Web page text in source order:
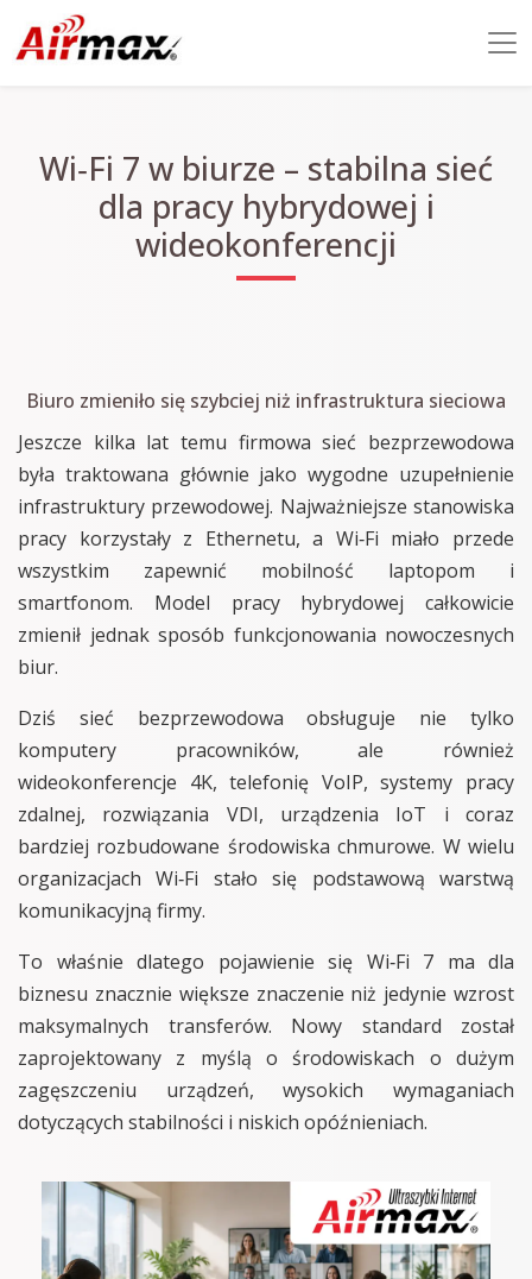
Wi‑Fi 7 w biurze – stabilna sieć
dla pracy hybrydowej i
wideokonferencji
Biuro zmieniło się szybciej niż infrastruktura sieciowa
Jeszcze kilka lat temu firmowa sieć bezprzewodowa
była traktowana głównie jako wygodne uzupełnienie
infrastruktury przewodowej. Najważniejsze stanowiska
pracy korzystały z Ethernetu, a Wi‑Fi miało przede
wszystkim zapewnić mobilność laptopom i
smartfonom. Model pracy hybrydowej całkowicie
zmienił jednak sposób funkcjonowania nowoczesnych
biur.
Dziś sieć bezprzewodowa obsługuje nie tylko
komputery pracowników, ale również
wideokonferencje 4K, telefonię VoIP, systemy pracy
zdalnej, rozwiązania VDI, urządzenia IoT i coraz
bardziej rozbudowane środowiska chmurowe. W wielu
organizacjach Wi‑Fi stało się podstawową warstwą
komunikacyjną firmy.
To właśnie dlatego pojawienie się Wi‑Fi 7 ma dla
biznesu znacznie większe znaczenie niż jedynie wzrost
maksymalnych transferów. Nowy standard został
zaprojektowany z myślą o środowiskach o dużym
zagęszczeniu urządzeń, wysokich wymaganiach
dotyczących stabilności i niskich opóźnieniach.